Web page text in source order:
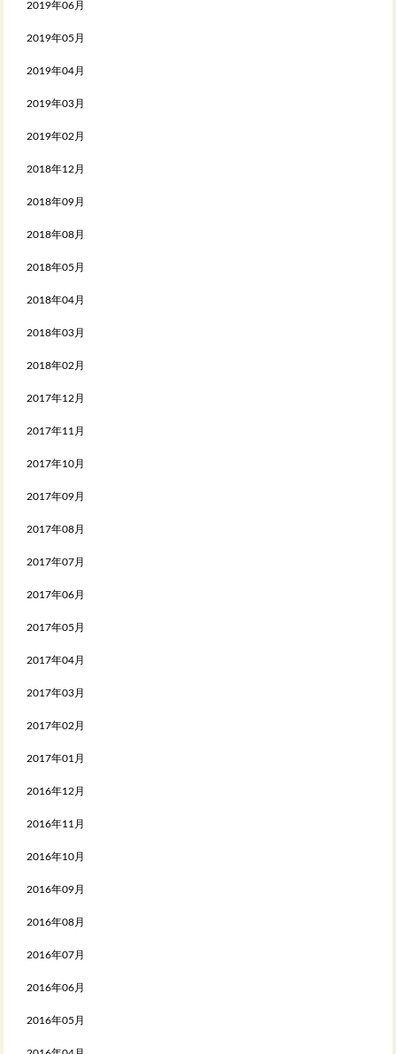
2019年06月
2019年05月
2019年04月
2019年03月
2019年02月
2018年12月
2018年09月
2018年08月
2018年05月
2018年04月
2018年03月
2018年02月
2017年12月
2017年11月
2017年10月
2017年09月
2017年08月
2017年07月
2017年06月
2017年05月
2017年04月
2017年03月
2017年02月
2017年01月
2016年12月
2016年11月
2016年10月
2016年09月
2016年08月
2016年07月
2016年06月
2016年05月